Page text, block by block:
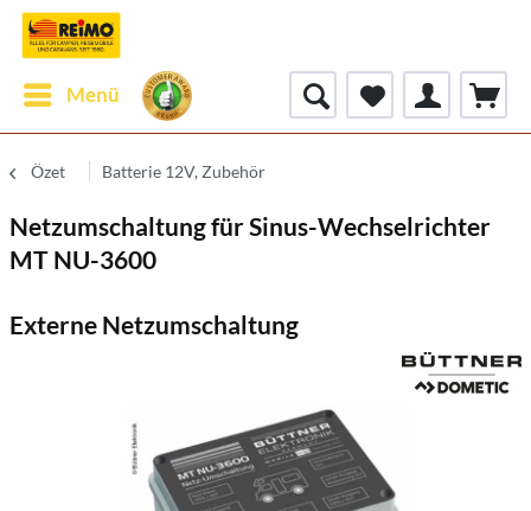
Menü
Özet Batterie 12V, Zubehör
Netzumschaltung für Sinus-Wechselrichter
MT NU-3600
Externe Netzumschaltung